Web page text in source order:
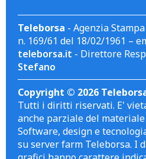
Teleborsa - Agenzia
n. 169/61 del 18/02/1961 –
teleborsa.it - Direttore
Stefano
Copyright © 2026
Tutti i diritti riservati. E'
anche parziale del
Software, design e
su server farm Teleborsa. I